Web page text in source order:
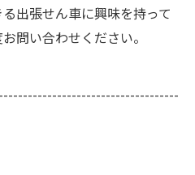
出張せん車に興味を持って
問い合わせください。